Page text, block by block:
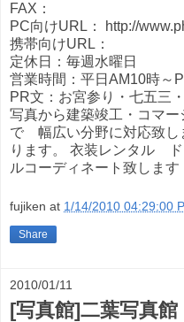
FAX：
PC向けURL： http://
携帯向けURL：
定休日：毎週水曜日
営業時間：平日AM10時～
PR文：お宮参り・七五三
写真から建築竣工・コマ
で 幅広い分野に対応致
ります。 衣装レンタル
ルコーディネート致します
fujiken at 1/14/2010 04:29:00
Share
2010/01/11
[写真館]二葉写真館